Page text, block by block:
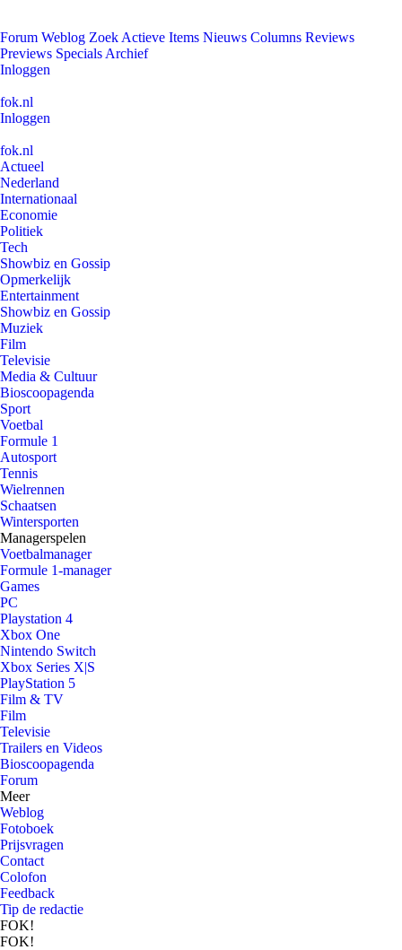
Forum Weblog Zoek Actieve Items Nieuws Columns Reviews
Previews Specials Archief
Inloggen
fok.nl
Inloggen
fok.nl
Actueel
Nederland
Internationaal
Economie
Politiek
Tech
Showbiz en Gossip
Opmerkelijk
Entertainment
Showbiz en Gossip
Muziek
Film
Televisie
Media & Cultuur
Bioscoopagenda
Sport
Voetbal
Formule 1
Autosport
Tennis
Wielrennen
Schaatsen
Wintersporten
Managerspelen
Voetbalmanager
Formule 1-manager
Games
PC
Playstation 4
Xbox One
Nintendo Switch
Xbox Series X|S
PlayStation 5
Film & TV
Film
Televisie
Trailers en Videos
Bioscoopagenda
Forum
Meer
Weblog
Fotoboek
Prijsvragen
Contact
Colofon
Feedback
Tip de redactie
FOK!
FOK!